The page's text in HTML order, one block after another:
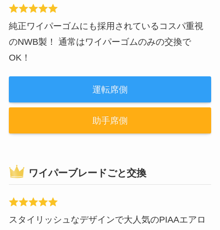
純正ワイパーゴムにも採用されているコスパ重視
のNWB製！ 通常はワイパーゴムのみの交換で
OK！
運転席側
助手席側
ワイパーブレードごと交換
スタイリッシュなデザインで大人気のPIAAエアロ